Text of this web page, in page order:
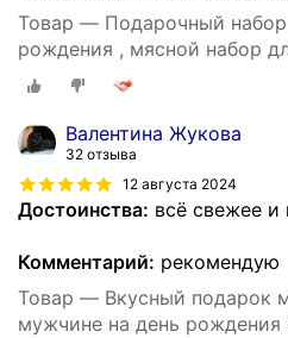
Товар — Подарочный
рождения , мясной набор
Валентина Жукова
32 отзыва
12 августа 2024
Достоинства: всё свежее и
Комментарий: рекомендую
Товар — Вкусный подарок
мужчине на день рождения